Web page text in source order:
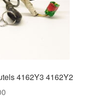
4162Y3 4162Y2